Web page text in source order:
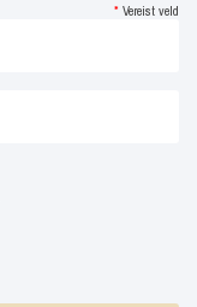
* Vereist veld